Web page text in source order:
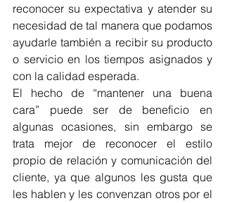
reconocer su expectativa y atender su
necesidad de tal manera que podamos
ayudarle también a recibir su producto
o servicio en los tiempos asignados y
con la calidad esperada.
El hecho de “mantener una buena
cara” puede ser de beneficio en
algunas ocasiones, sin embargo se
trata mejor de reconocer el estilo
propio de relación y comunicación del
cliente, ya que algunos les gusta que
les hablen y les convenzan otros por el